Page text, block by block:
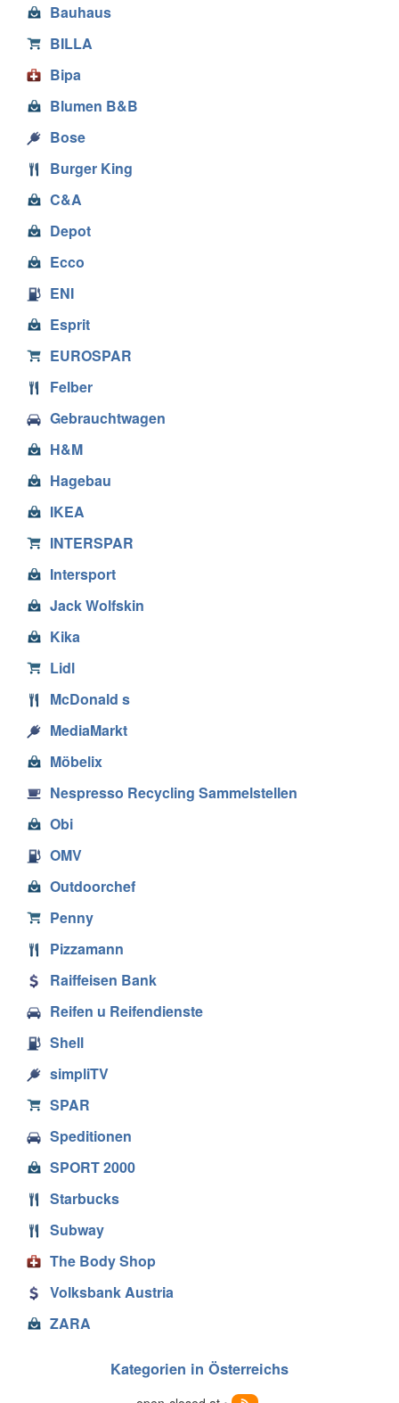
Bauhaus
BILLA
Bipa
Blumen B&B
Bose
Burger King
C&A
Depot
Ecco
ENI
Esprit
EUROSPAR
Felber
Gebrauchtwagen
H&M
Hagebau
IKEA
INTERSPAR
Intersport
Jack Wolfskin
Kika
Lidl
McDonald s
MediaMarkt
Möbelix
Nespresso Recycling Sammelstellen
Obi
OMV
Outdoorchef
Penny
Pizzamann
Raiffeisen Bank
Reifen u Reifendienste
Shell
simpliTV
SPAR
Speditionen
SPORT 2000
Starbucks
Subway
The Body Shop
Volksbank Austria
ZARA
Kategorien in Österreichs